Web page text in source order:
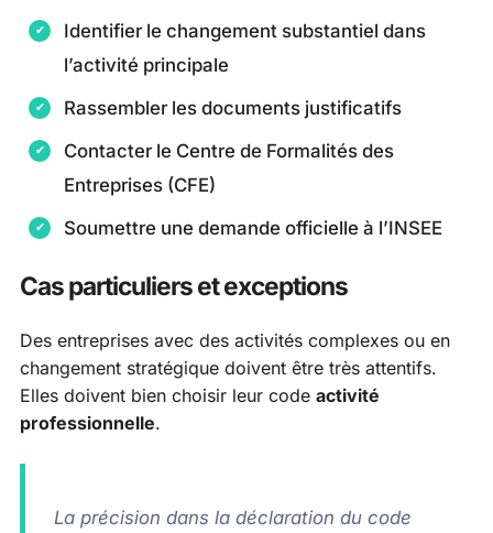
Identifier le changement substantiel dans
l’activité principale
Rassembler les documents justificatifs
Contacter le Centre de Formalités des
Entreprises (CFE)
Soumettre une demande officielle à l’INSEE
Cas particuliers et exceptions
Des entreprises avec des activités complexes ou en
changement stratégique doivent être très attentifs.
Elles doivent bien choisir leur code activité
professionnelle.
La précision dans la déclaration du code